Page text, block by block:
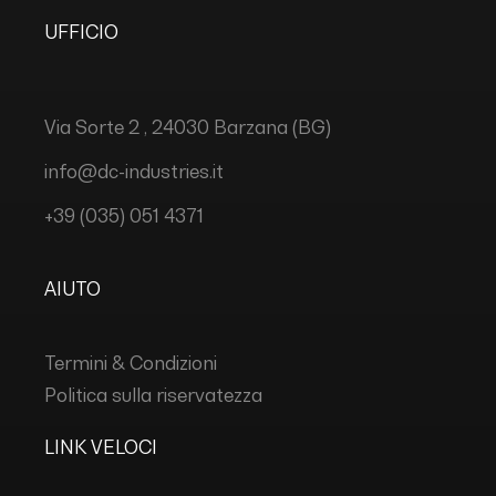
UFFICIO
Via Sorte 2 , 24030 Barzana (BG)
info@dc-industries.it
+39 (035) 051 4371
AIUTO
Termini & Condizioni
Politica sulla riservatezza
LINK VELOCI